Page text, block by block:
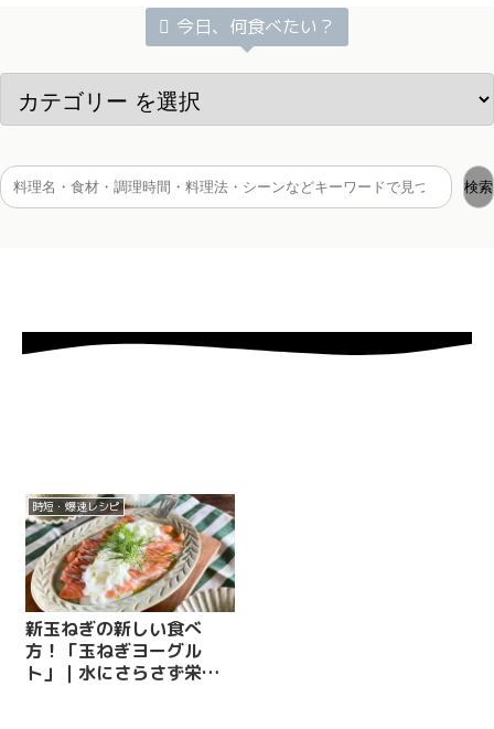
今日、何食べたい？
検索
時短・爆速レシピ
新玉ねぎの新しい食べ
方！「玉ねぎヨーグル
ト」｜水にさらさず栄養